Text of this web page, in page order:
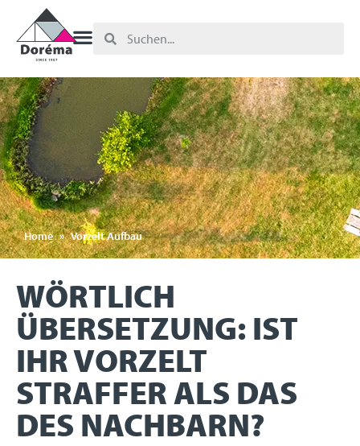
Home » Vorzelt Aufbau
WÖRTLICH
ÜBERSETZUNG: IST
IHR VORZELT
STRAFFER ALS DAS
DES NACHBARN?